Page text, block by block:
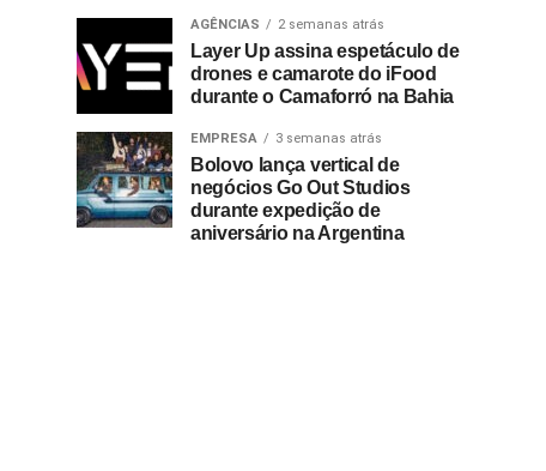
AGÊNCIAS 2 semanas atrás
Layer Up assina espetáculo de
drones e camarote do iFood
durante o Camaforró na Bahia
EMPRESA 3 semanas atrás
Bolovo lança vertical de
negócios Go Out Studios
durante expedição de
aniversário na Argentina